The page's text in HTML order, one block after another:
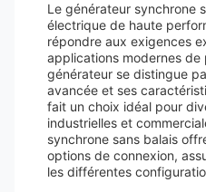
Le générateur synchrone
électrique de haute
répondre aux exigences
applications modernes
générateur se distingue
avancée et ses
fait un choix idéal pour
industrielles et
synchrone sans balais
options de connexion,
les différentes